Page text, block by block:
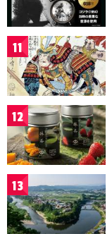
11
12
13